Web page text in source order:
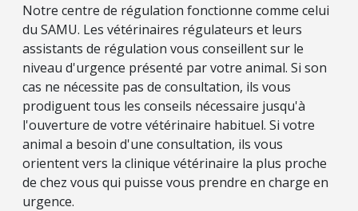
Notre centre de régulation fonctionne comme celui
du SAMU. Les vétérinaires régulateurs et leurs
assistants de régulation vous conseillent sur le
niveau d'urgence présenté par votre animal. Si son
cas ne nécessite pas de consultation, ils vous
prodiguent tous les conseils nécessaire jusqu'à
l'ouverture de votre vétérinaire habituel. Si votre
animal a besoin d'une consultation, ils vous
orientent vers la clinique vétérinaire la plus proche
de chez vous qui puisse vous prendre en charge en
urgence.